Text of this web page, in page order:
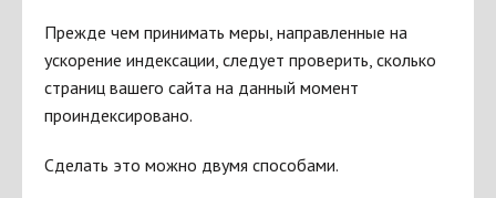
Прежде чем принимать меры, направленные на
ускорение индексации, следует проверить, сколько
страниц вашего сайта на данный момент
проиндексировано.
Сделать это можно двумя способами.